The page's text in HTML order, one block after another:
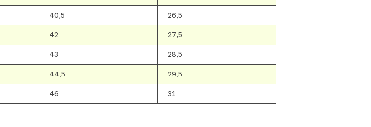
40,5 26,5
42 27,5
43 28,5
44,5 29,5
46 31